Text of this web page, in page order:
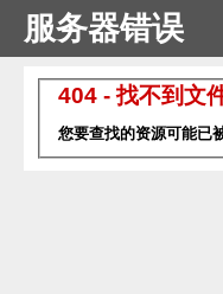
服务器错误
404 - 找不到文
您要查找的资源可能已